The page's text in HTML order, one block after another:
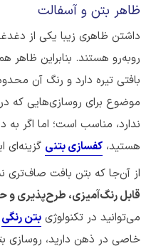
ظاهر بتن و آسفالت
داشتن ظاهری زیبا یکی از
روبه‌رو هستند. بنابراین
بافتی تیره دارد و رنگ آن
موضوع برای روسازی‌هایی که
ندارد، مناسب است؛ اما اگر
هستید، کفسازی بتنی گزینه‌ای
از آن‌جا که بتن بافت صاف‌تری
قابل رنگ‌آمیزی، طرح‌پذیری و
می‌توانید در تکنولوژی بتن رنگی
خاصی در ذهن دارید، روسازی